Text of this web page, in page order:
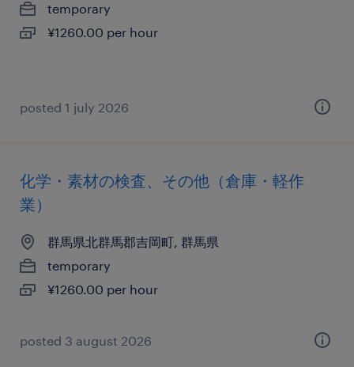
temporary
¥1260.00 per hour
posted 1 july 2026
化学・素材の検査、その他（倉庫・軽作
業）
群馬県北群馬郡吉岡町, 群馬県
temporary
¥1260.00 per hour
posted 3 august 2026